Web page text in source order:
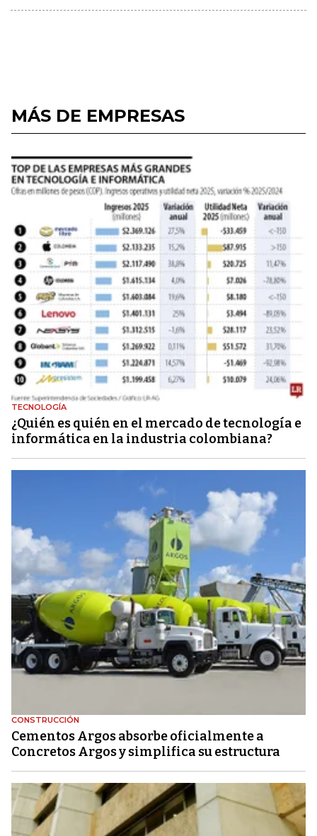
MÁS DE EMPRESAS
TECNOLOGÍA
¿Quién es quién en el mercado de tecnología e
informática en la industria colombiana?
CONSTRUCCIÓN
Cementos Argos absorbe oficialmente a
Concretos Argos y simplifica su estructura